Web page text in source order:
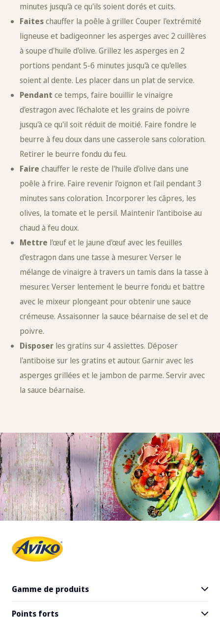
minutes jusqu'à ce qu'ils soient dorés et cuits.
Faiteschauffer la poêle à griller. Couper l'extrémité
ligneuse et badigeonner les asperges avec 2 cuillères
à soupe d'huile d'olive. Grillez les asperges en 2
portions pendant 5-6 minutes jusqu'à ce qu'elles
soient al dente. Les placer dans un plat de service.
Pendant ce temps, faire bouillir le vinaigre
d'estragon avec l'échalote et les grains de poivre
jusqu'à ce qu'il soit réduit de moitié. Faire fondre le
beurre à feu doux dans une casserole sans coloration.
Retirer le beurre fondu du feu.
Faire chauffer le reste de l'huile d'olive dans une
poêle à frire. Faire revenir l'oignon et l'ail pendant 3
minutes sans coloration. Incorporer les câpres, les
olives, la tomate et le persil. Maintenir l'antiboise au
chaud à feu doux.
Mettre l'œuf et le jaune d'œuf avec les feuilles
d'estragon dans une tasse à mesurer. Verser le
mélange de vinaigre à travers un tamis dans la tasse à
mesurer. Verser lentement le beurre fondu et battre
avec le mixeur plongeant pour obtenir une sauce
crémeuse. Assaisonner la sauce béarnaise de sel et de
poivre.
Disposer les gratins sur 4 assiettes. Déposer
l'antiboise sur les gratins et autour. Garnir avec les
asperges grillées et le jambon de parme. Servir avec
la sauce béarnaise.
Gamme de produits
Tous les produits
Points forts